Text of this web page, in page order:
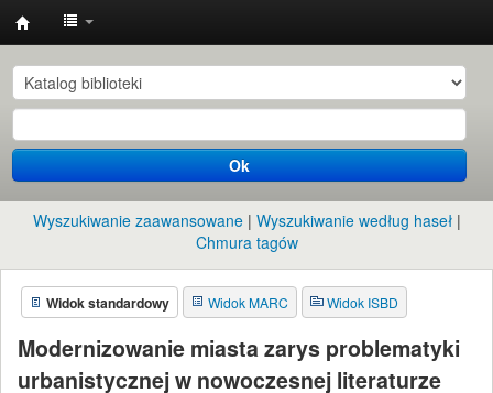
Instytut
Etnologii
i
Antropologii
Kulturowej
UW
Ok
Wyszukiwanie zaawansowane
Wyszukiwanie według haseł
Chmura tagów
Widok standardowy Widok MARC Widok ISBD
Modernizowanie miasta zarys problematyki
urbanistycznej w nowoczesnej literaturze